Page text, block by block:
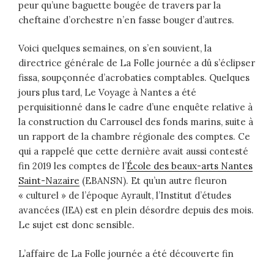
peur qu’une baguette bougée de travers par la
cheftaine d’orchestre n’en fasse bouger d’autres.
Voici quelques semaines, on s’en souvient, la
directrice générale de La Folle journée a dû s’éclipser
fissa, soupçonnée d’acrobaties comptables. Quelques
jours plus tard, Le Voyage à Nantes a été
perquisitionné dans le cadre d’une enquête relative à
la construction du Carrousel des fonds marins, suite à
un rapport de la chambre régionale des comptes. Ce
qui a rappelé que cette dernière avait aussi contesté
fin 2019 les comptes de l’École des beaux-arts Nantes
Saint-Nazaire (EBANSN). Et qu’un autre fleuron
« culturel » de l’époque Ayrault, l’Institut d’études
avancées (IEA) est en plein désordre depuis des mois.
Le sujet est donc sensible.
L’affaire de La Folle journée a été découverte fin